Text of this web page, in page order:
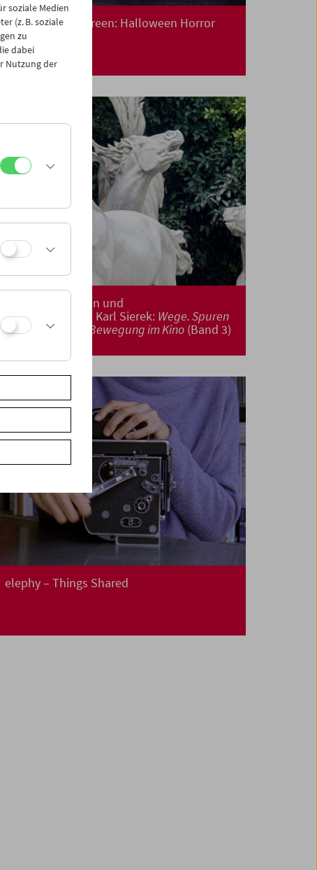
Collection on Screen: Halloween Horror
Buchpräsentation und
Filmprogramme: Karl Sierek: Wege. Spuren
und Bahnen der Bewegung im Kino (Band 3)
elephy – Things Shared
soziale Medien
(z. B. soziale
zu
dabei
Nutzung der